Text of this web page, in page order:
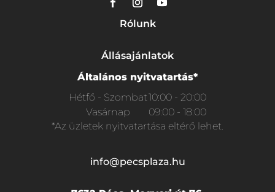
Rólunk
Állásajánlatok
Általános nyitvatartás*
Hétfő - Szombat10:00 - 20:00
Vasárnap
09:00 - 18:00
*Az üzletek nyitvatartása eltérő lehet.
info@pecsplaza.hu